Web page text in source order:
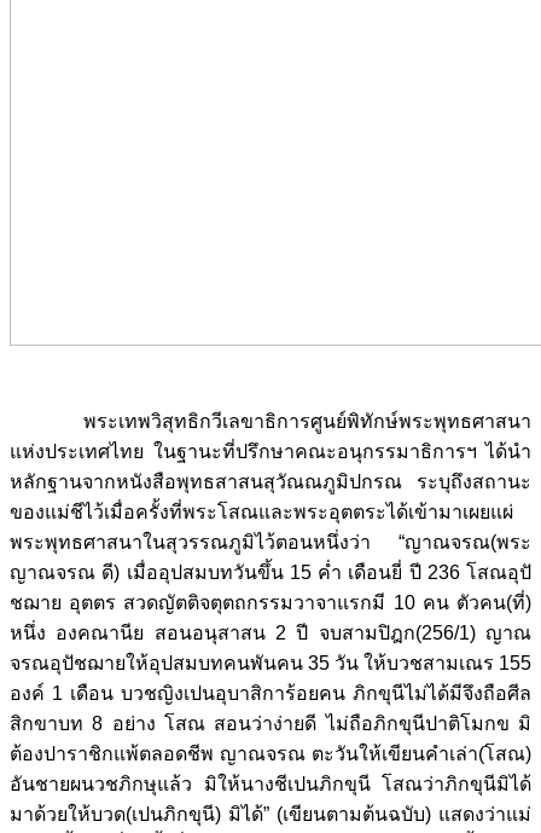
พระเทพวิสุทธิกวีเลขาธิการศูนย์พิทักษ์พระพุทธศาสนา
แห่งประเทศไทย ในฐานะที่ปรึกษาคณะอนุกรรมาธิการฯ ได้นำ
หลักฐานจากหนังสือพุทธสาสนสุวัณณภูมิปกรณ ระบุถึงสถานะ
ของแม่ชีไว้เมื่อครั้งที่พระโสณและพระอุตตระได้เข้ามาเผยแผ่
พระพุทธศาสนาในสุวรรณภูมิไว้ตอนหนึ่งว่า “ญาณจรณ(พระ
ญาณจรณ ดี) เมื่ออุปสมบทวันขึ้น 15 ค่ำ เดือนยี่ ปี 236 โสณอุปั
ชฌาย อุตตร สวดญัตติจตุตถกรรมวาจาแรกมี 10 คน ตัวคน(ที่)
หนึ่ง องคณานีย สอนอนุสาสน 2 ปี จบสามปิฎก(256/1) ญาณ
จรณอุปัชฌายให้อุปสมบทคนพันคน 35 วัน ให้บวชสามเณร 155
องค์ 1 เดือน บวชญิงเปนอุบาสิการ้อยคน ภิกขุนีไม่ได้มีจึงถือศีล
สิกขาบท 8 อย่าง โสณ สอนว่าง่ายดี ไม่ถือภิกขุนีปาติโมกข มิ
ต้องปาราชิกแพ้ตลอดชีพ ญาณจรณ ตะวันให้เขียนคำเล่า(โสณ)
อันชายผนวชภิกษุแล้ว มิให้นางชีเปนภิกขุนี โสณว่าภิกขุนีมิได้
มาด้วยให้บวด(เปนภิกขุนี) มิได้” (เขียนตามต้นฉบับ) แสดงว่าแม่